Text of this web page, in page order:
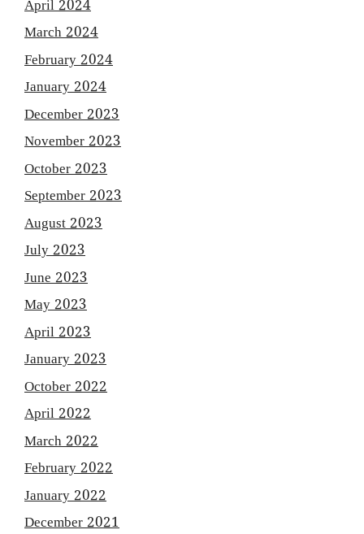
April 2024
March 2024
February 2024
January 2024
December 2023
November 2023
October 2023
September 2023
August 2023
July 2023
June 2023
May 2023
April 2023
January 2023
October 2022
April 2022
March 2022
February 2022
January 2022
December 2021